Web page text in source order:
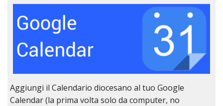
Aggiungi il Calendario diocesano al tuo Google
Calendar (la prima volta solo da computer, no